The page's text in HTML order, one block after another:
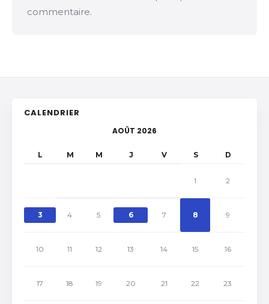
commentaire.
CALENDRIER
AOÛT 2026
L M M J V S D
1 2
3 4 5 6 7 8 9
10 11 12 13 14 15 16
17 18 19 20 21 22 23